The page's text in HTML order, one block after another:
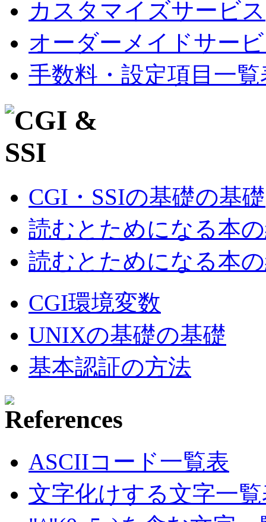
カスタマイズサービス
オーダーメイドサー
手数料・設定項目一覧
CGI・SSIの基礎の基礎
読むとためになる本
読むとためになる本
CGI環境変数
UNIXの基礎の基礎
基本認証の方法
ASCIIコード一覧表
文字化けする文字一